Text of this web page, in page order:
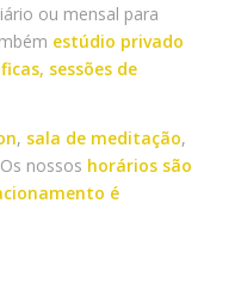
ou mensal para
estúdio privado
sessões de
, sala de meditação,
nossos horários são
é